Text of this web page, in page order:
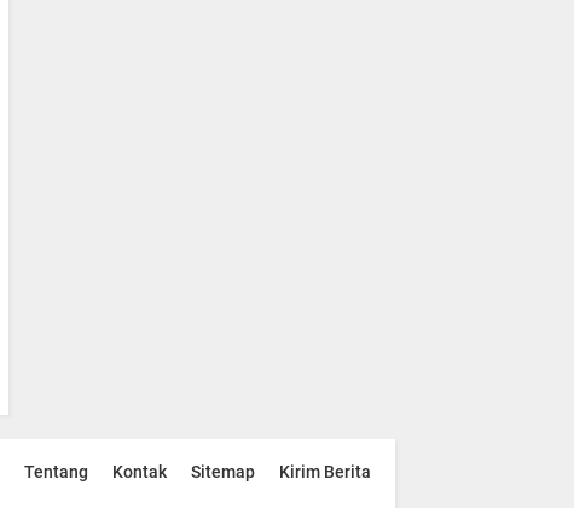
Tentang Kontak Sitemap Kirim Berita